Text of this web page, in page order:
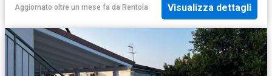
Aggiornato oltre un mese fa da Rentola Visualizza dettagli